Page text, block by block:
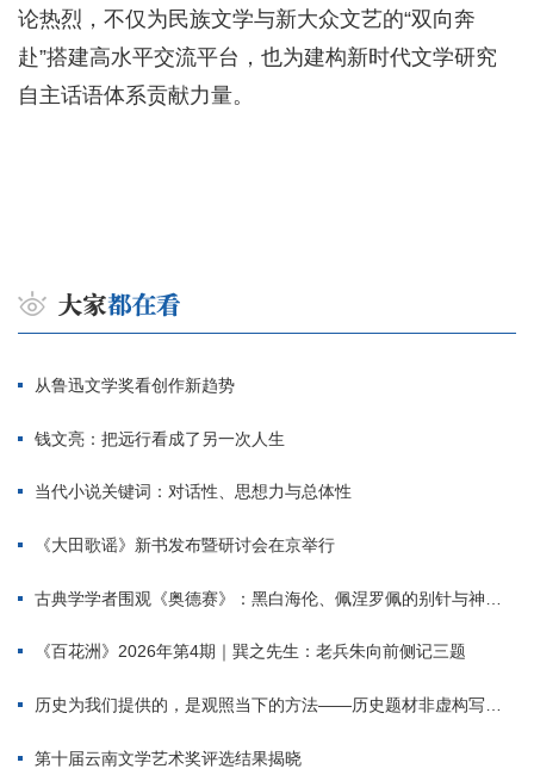
论热烈，不仅为民族文学与新大众文艺的“双向奔
赴”搭建高水平交流平台，也为建构新时代文学研究
自主话语体系贡献力量。
从鲁迅文学奖看创作新趋势
钱文亮：把远行看成了另一次人生
当代小说关键词：对话性、思想力与总体性
《大田歌谣》新书发布暨研讨会在京举行
古典学学者围观《奥德赛》：黑白海伦、佩涅罗佩的别针与神秘入侵者
《百花洲》2026年第4期｜巽之先生：老兵朱向前侧记三题
历史为我们提供的，是观照当下的方法——历史题材非虚构写作多人谈
第十届云南文学艺术奖评选结果揭晓